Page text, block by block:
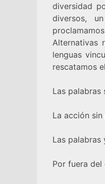
diversidad
diversos,
Alternativas
lenguas
rescatamos
Las palabras
La acción
Las palabras
Por fuera